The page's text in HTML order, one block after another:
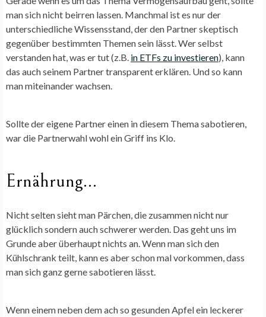
man sich nicht beirren lassen. Manchmal ist es nur der
unterschiedliche Wissensstand, der den Partner skeptisch
gegenüber bestimmten Themen sein lässt. Wer selbst
verstanden hat, was er tut (z.B. in ETFs zu investieren), kann
das auch seinem Partner transparent erklären. Und so kann
man miteinander wachsen.
Sollte der eigene Partner einen in diesem Thema sabotieren,
war die Partnerwahl wohl ein Griff ins Klo.
Ernährung…
Nicht selten sieht man Pärchen, die zusammen nicht nur
glücklich sondern auch schwerer werden. Das geht uns im
Grunde aber überhaupt nichts an. Wenn man sich den
Kühlschrank teilt, kann es aber schon mal vorkommen, dass
man sich ganz gerne sabotieren lässt.
Wenn einem neben dem ach so gesunden Apfel ein leckerer